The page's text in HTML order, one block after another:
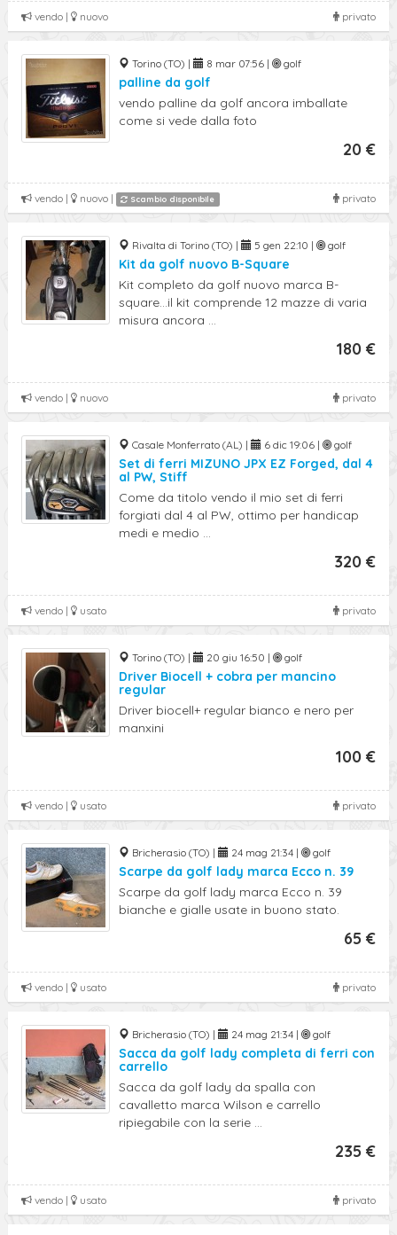
privato
vendo | nuovo
Torino (TO) | 8 mar 07:56 | golf
palline da golf
vendo palline da golf ancora imballate
come si vede dalla foto
20 €
privato
vendo | nuovo | Scambio disponibile
Rivalta di Torino (TO) | 5 gen 22:10 | golf
Kit da golf nuovo B-Square
Kit completo da golf nuovo marca B-
square...il kit comprende 12 mazze di varia
misura ancora ...
180 €
privato
vendo | nuovo
Casale Monferrato (AL) | 6 dic 19:06 | golf
Set di ferri MIZUNO JPX EZ Forged, dal 4
al PW, Stiff
Come da titolo vendo il mio set di ferri
forgiati dal 4 al PW, ottimo per handicap
medi e medio ...
320 €
privato
vendo | usato
Torino (TO) | 20 giu 16:50 | golf
Driver Biocell + cobra per mancino
regular
Driver biocell+ regular bianco e nero per
manxini
100 €
privato
vendo | usato
Bricherasio (TO) | 24 mag 21:34 | golf
Scarpe da golf lady marca Ecco n. 39
Scarpe da golf lady marca Ecco n. 39
bianche e gialle usate in buono stato.
65 €
privato
vendo | usato
Bricherasio (TO) | 24 mag 21:34 | golf
Sacca da golf lady completa di ferri con
carrello
Sacca da golf lady da spalla con
cavalletto marca Wilson e carrello
ripiegabile con la serie ...
235 €
privato
vendo | usato